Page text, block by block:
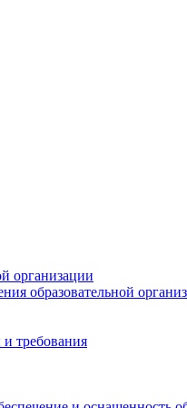
организации
образовательной
требования